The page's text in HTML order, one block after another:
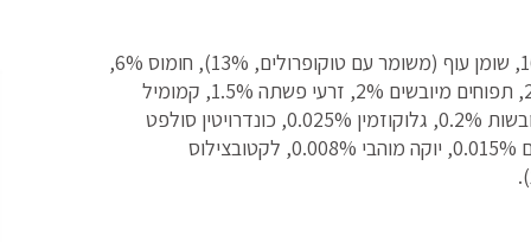
הרכב: בשר הודו מיובש 28%, עוף טרי 26%, אפונה צהובה 16%, שומן עוף (משומר עם טוקופרולים, 13%), חומוס 6%,
שמן סלמון 2%, כבד עוף שעבר הידרוליזה 2%, שמרי בירה 2%, תפוחים מיובשים 2%, זרעי פשתה 1.5%, קמומיל
מיובש 0.5%, מינרלים, אובליפיחה מיובשת 0.3%, חמוציות מיובשות 0.2%, גלוקוזמין 0.025%, כונדרויטין סולפט
0.018%, פרוקטו- אוליגוסכרידים 0.015%, מנן- אוליגוסכרידים 0.015%, יוקה מוהבי 0.008%, לקטובצילוס